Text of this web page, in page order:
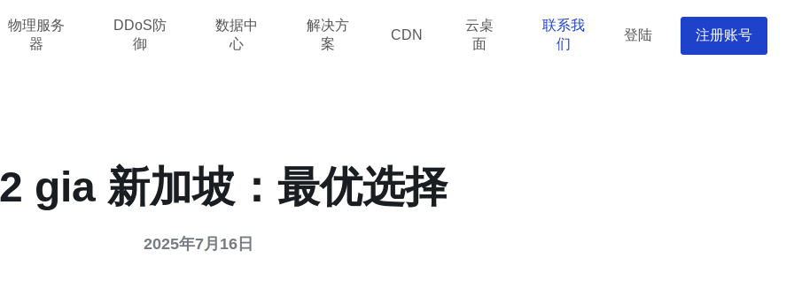
物理服务
器
DDoS防
御
数据中
心
解决方
案
CDN
云桌
面
联系我
们
登陆 注册账号
gia 新加坡：最优选择
2025年7月16日